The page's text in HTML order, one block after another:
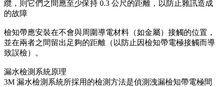
纜，則它們之間應至少保持 0.3 公尺的距離，以防止雜訊造成
的故障
檢知帶應安裝在不會與周圍導電材料（如金屬）接觸的位置，
並在兩者之間留出足夠的距離（以防止因檢知帶電極接觸而導
致誤檢）。
漏水檢測系統原理
3M 漏水檢測系統所採用的檢測方法是偵測洩漏檢知帶電極間